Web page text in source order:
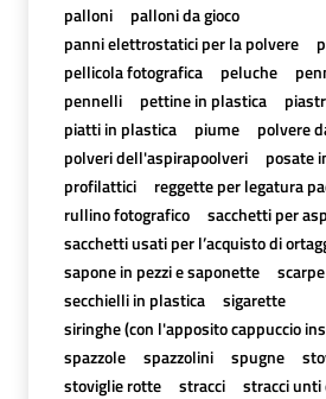
palloni
palloni da gioco
panni elettrostatici per la polvere
pellicola fotografica
peluche
pennelli
pettine in plastica
piatti in plastica
piume
polvere
polveri dell'aspirapoolveri
posate
profilattici
reggette per legatura
rullino fotografico
sacchetti per
sacchetti usati per l’acquisto di
sapone in pezzi e saponette
scarpe
secchielli in plastica
sigarette
siringhe (con l'apposito cappuccio
spazzole
spazzolini spugne
stoviglie rotte
stracci
stracci unti